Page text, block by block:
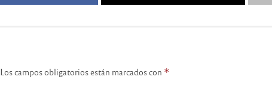
Los campos obligatorios están marcados con *